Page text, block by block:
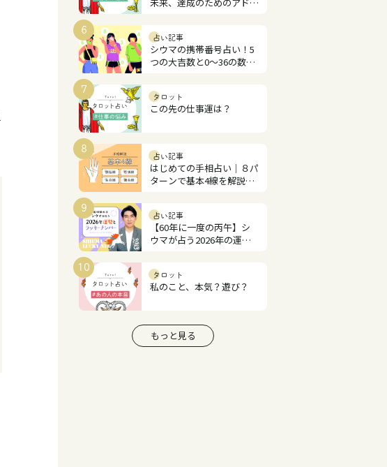
6
占い記事
シウマの携帯番号占い！5
つの大吉数と0～36の数字
7
タロット
この先の仕事運は？
8
占い記事
はじめての手相占い｜８パ
ターンで基本4線を解説！
9
占い記事
【60年に一度の丙午】シ
ウマが占う2026年の運勢
10
タロット
私のこと、本気？遊び？
もっと見る